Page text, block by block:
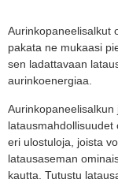
Aurinkopaneelisalkut
pakata ne mukaasi
sen ladattavaan
aurinkoenergiaa.
latausmahdollisuudet
eri ulostuloja, joista
latausaseman
kautta. Tutustu